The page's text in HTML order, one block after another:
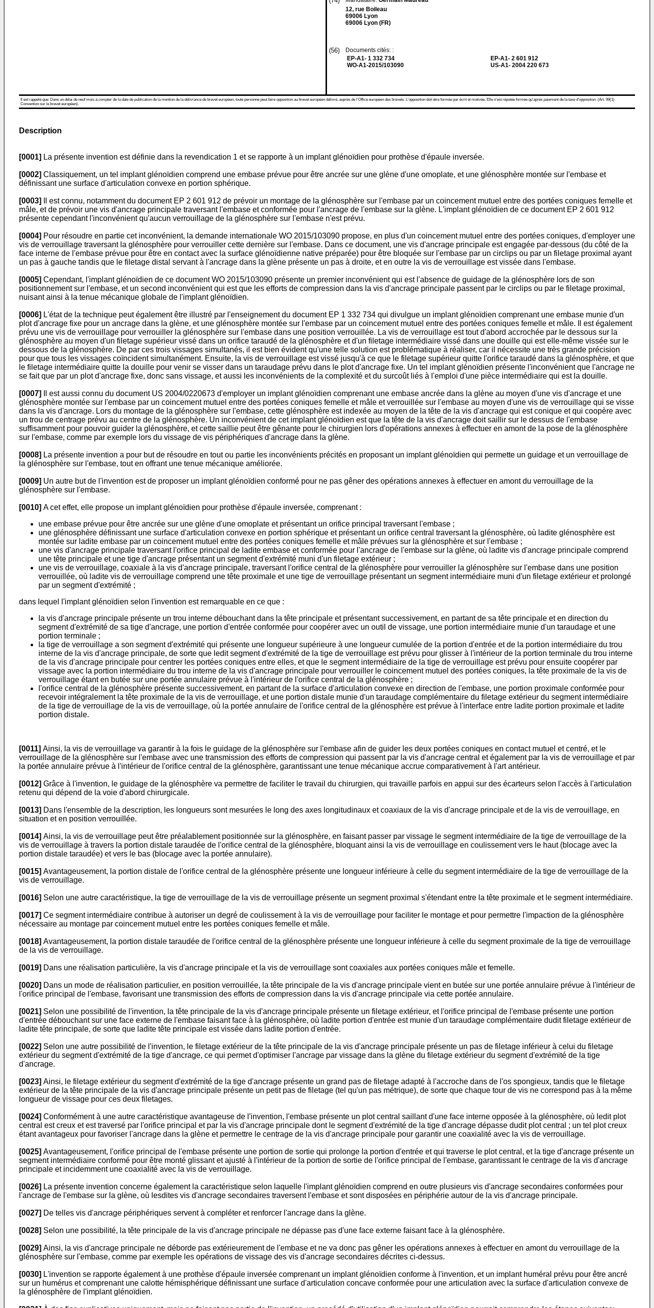
12, rue Boileau
69006 Lyon
69006 Lyon (FR)
(56)
Documents cités: :
EP-A1- 1 332 734
WO-A1-2015/103090
EP-A1- 2 601 912
US-A1- 2004 220 673
Il est rappelé que: Dans un délai de neuf mois à compter de la date de publication de la mention de la délivrance de brevet européen, toute personne peut faire opposition au brevet européen délivré, auprès de l'Office européen des brevets. L'opposition doit être formée par écrit et motivée. Elle n'est réputée formée qu'après paiement de la taxe d'opposition. (Art. 99(1)
Convention sur le brevet européen).
Description
[0001] La présente invention est définie dans la revendication 1 et se rapporte à un implant glénoïdien pour prothèse d'épaule inversée.
[0002] Classiquement, un tel implant glénoïdien comprend une embase prévue pour être ancrée sur une glène d'une omoplate, et une glénosphère montée sur l'embase et
définissant une surface d'articulation convexe en portion sphérique.
[0003] Il est connu, notamment du document EP 2 601 912 de prévoir un montage de la glénosphère sur l'embase par un coincement mutuel entre des portées coniques femelle et
mâle, et de prévoir une vis d'ancrage principale traversant l'embase et conformée pour l'ancrage de l'embase sur la glène. L'implant glénoïdien de ce document EP 2 601 912
présente cependant l'inconvénient qu'aucun verrouillage de la glénosphère sur l'embase n'est prévu.
[0004] Pour résoudre en partie cet inconvénient, la demande internationale WO 2015/103090 propose, en plus d'un coincement mutuel entre des portées coniques, d'employer une
vis de verrouillage traversant la glénosphère pour verrouiller cette dernière sur l'embase. Dans ce document, une vis d'ancrage principale est engagée par-dessous (du côté de la
face interne de l'embase prévue pour être en contact avec la surface glénoïdienne native préparée) pour être bloquée sur l'embase par un circlips ou par un filetage proximal ayant
un pas à gauche tandis que le filetage distal servant à l'ancrage dans la glène présente un pas à droite, et en outre la vis de verrouillage est vissée dans l'embase.
[0005] Cependant, l'implant glénoïdien de ce documentWO 2015/103090 présente un premier inconvénient qui est l'absence de guidage de la glénosphère lors de son
positionnement sur l'embase, et un second inconvénient qui est que les efforts de compression dans la vis d'ancrage principale passent par le circlips ou par le filetage proximal,
nuisant ainsi à la tenue mécanique globale de l'implant glénoïdien.
[0006] L'état de la technique peut également être illustré par l'enseignement du document EP 1 332 734 qui divulgue un implant glénoïdien comprenant une embase munie d'un
plot d'ancrage fixe pour un ancrage dans la glène, et une glénosphère montée sur l'embase par un coincement mutuel entre des portées coniques femelle et mâle. Il est également
prévu une vis de verrouillage pour verrouiller la glénosphère sur l'embase dans une position verrouillée. La vis de verrouillage est tout d'abord accrochée par le dessous sur la
glénosphère au moyen d'un filetage supérieur vissé dans un orifice taraudé de la glénosphère et d'un filetage intermédiaire vissé dans une douille qui est elle-même vissée sur le
dessous de la glénosphère. De par ces trois vissages simultanés, il est bien évident qu'une telle solution est problématique à réaliser, car il nécessite une très grande précision
pour que tous les vissages coïncident simultanément. Ensuite, la vis de verrouillage est vissé jusqu'à ce que le filetage supérieur quitte l'orifice taraudé dans la glénosphère, et que
le filetage intermédiaire quitte la douille pour venir se visser dans un taraudage prévu dans le plot d'ancrage fixe. Un tel implant glénoïdien présente l'inconvénient que l'ancrage ne
se fait que par un plot d'ancrage fixe, donc sans vissage, et aussi les inconvénients de la complexité et du surcoût liés à l'emploi d'une pièce intermédiaire qui est la douille.
[0007] Il est aussi connu du document US 2004/0220673 d'employer un implant glénoïdien comprenant une embase ancrée dans la glène au moyen d'une vis d'ancrage et une
glénosphère montée sur l'embase par un coincement mutuel entre des portées coniques femelle et mâle et verrouillée sur l'embase au moyen d'une vis de verrouillage qui se visse
dans la vis d'ancrage. Lors du montage de la glénosphère sur l'embase, cette glénosphère est indexée au moyen de la tête de la vis d'ancrage qui est conique et qui coopère avec
un trou de centrage prévu au centre de la glénosphère. Un inconvénient de cet implant glénoïdien est que la tête de la vis d'ancrage doit saillir sur le dessus de l'embase
suffisamment pour pouvoir guider la glénosphère, et cette saillie peut être gênante pour le chirurgien lors d'opérations annexes à effectuer en amont de la pose de la glénosphère
sur l'embase, comme par exemple lors du vissage de vis périphériques d'ancrage dans la glène.
[0008] La présente invention a pour but de résoudre en tout ou partie les inconvénients précités en proposant un implant glénoïdien qui permette un guidage et un verrouillage de
la glénosphère sur l'embase, tout en offrant une tenue mécanique améliorée.
[0009] Un autre but de l'invention est de proposer un implant glénoïdien conformé pour ne pas gêner des opérations annexes à effectuer en amont du verrouillage de la
glénosphère sur l'embase.
[0010] A cet effet, elle propose un implant glénoïdien pour prothèse d'épaule inversée, comprenant :
une embase prévue pour être ancrée sur une glène d'une omoplate et présentant un orifice principal traversant l'embase ;
une glénosphère définissant une surface d'articulation convexe en portion sphérique et présentant un orifice central traversant la glénosphère, où ladite glénosphère est
montée sur ladite embase par un coincement mutuel entre des portées coniques femelle et mâle prévues sur la glénosphère et sur l'embase ;
une vis d'ancrage principale traversant l'orifice principal de ladite embase et conformée pour l'ancrage de l'embase sur la glène, où ladite vis d'ancrage principale comprend
une tête principale et une tige d'ancrage présentant un segment d'extrémité muni d'un filetage extérieur ;
une vis de verrouillage, coaxiale à la vis d'ancrage principale, traversant l'orifice central de la glénosphère pour verrouiller la glénosphère sur l'embase dans une position
verrouillée, où ladite vis de verrouillage comprend une tête proximale et une tige de verrouillage présentant un segment intermédiaire muni d'un filetage extérieur et prolongé
par un segment d'extrémité ;
dans lequel l'implant glénoïdien selon l'invention est remarquable en ce que :
la vis d'ancrage principale présente un trou interne débouchant dans la tête principale et présentant successivement, en partant de sa tête principale et en direction du
segment d'extrémité de sa tige d'ancrage, une portion d'entrée conformée pour coopérer avec un outil de vissage, une portion intermédiaire munie d'un taraudage et une
portion terminale ;
la tige de verrouillage a son segment d'extrémité qui présente une longueur supérieure à une longueur cumulée de la portion d'entrée et de la portion intermédiaire du trou
interne de la vis d'ancrage principale, de sorte que ledit segment d'extrémité de la tige de verrouillage est prévu pour glisser à l'intérieur de la portion terminale du trou interne
de la vis d'ancrage principale pour centrer les portées coniques entre elles, et que le segment intermédiaire de la tige de verrouillage est prévu pour ensuite coopérer par
vissage avec la portion intermédiaire du trou interne de la vis d'ancrage principale pour verrouiller le coincement mutuel des portées coniques, la tête proximale de la vis de
verrouillage étant en butée sur une portée annulaire prévue à l'intérieur de l'orifice central de la glénosphère ;
l'orifice central de la glénosphère présente successivement, en partant de la surface d'articulation convexe en direction de l'embase, une portion proximale conformée pour
recevoir intégralement la tête proximale de la vis de verrouillage, et une portion distale munie d'un taraudage complémentaire du filetage extérieur du segment intermédiaire
de la tige de verrouillage de la vis de verrouillage, où la portée annulaire de l'orifice central de la glénosphère est prévue à l'interface entre ladite portion proximale et ladite
portion distale.
[0011] Ainsi, la vis de verrouillage va garantir à la fois le guidage de la glénosphère sur l'embase afin de guider les deux portées coniques en contact mutuel et centré, et le
verrouillage de la glénosphère sur l'embase avec une transmission des efforts de compression qui passent par la vis d'ancrage central et également par la vis de verrouillage et par
la portée annulaire prévue à l'intérieur de l'orifice central de la glénosphère, garantissant une tenue mécanique accrue comparativement à l'art antérieur.
[0012] Grâce à l'invention, le guidage de la glénosphère va permettre de faciliter le travail du chirurgien, qui travaille parfois en appui sur des écarteurs selon l'accès à l'articulation
retenu qui dépend de la voie d'abord chirurgicale.
[0013] Dans l'ensemble de la description, les longueurs sont mesurées le long des axes longitudinaux et coaxiaux de la vis d'ancrage principale et de la vis de verrouillage, en
situation et en position verrouillée.
[0014] Ainsi, la vis de verrouillage peut être préalablement positionnée sur la glénosphère, en faisant passer par vissage le segment intermédiaire de la tige de verrouillage de la
vis de verrouillage à travers la portion distale taraudée de l'orifice central de la glénosphère, bloquant ainsi la vis de verrouillage en coulissement vers le haut (blocage avec la
portion distale taraudée) et vers le bas (blocage avec la portée annulaire).
[0015] Avantageusement, la portion distale de l'orifice central de la glénosphère présente une longueur inférieure à celle du segment intermédiaire de la tige de verrouillage de la
vis de verrouillage.
[0016] Selon une autre caractéristique, la tige de verrouillage de la vis de verrouillage présente un segment proximal s'étendant entre la tête proximale et le segment intermédiaire.
[0017] Ce segment intermédiaire contribue à autoriser un degré de coulissement à la vis de verrouillage pour faciliter le montage et pour permettre l'impaction de la glénosphère
nécessaire au montage par coincement mutuel entre les portées coniques femelle et mâle.
[0018] Avantageusement, la portion distale taraudée de l'orifice central de la glénosphère présente une longueur inférieure à celle du segment proximale de la tige de verrouillage
de la vis de verrouillage.
[0019] Dans une réalisation particulière, la vis d'ancrage principale et la vis de verrouillage sont coaxiales aux portées coniques mâle et femelle.
[0020] Dans un mode de réalisation particulier, en position verrouillée, la tête principale de la vis d'ancrage principale vient en butée sur une portée annulaire prévue à l'intérieur de
l'orifice principal de l'embase, favorisant une transmission des efforts de compression dans la vis d'ancrage principale via cette portée annulaire.
[0021] Selon une possibilité de l'invention, la tête principale de la vis d'ancrage principale présente un filetage extérieur, et l'orifice principal de l'embase présente une portion
d'entrée débouchant sur une face externe de l'embase faisant face à la glénosphère, où ladite portion d'entrée est munie d'un taraudage complémentaire dudit filetage extérieur de
ladite tête principale, de sorte que ladite tête principale est vissée dans ladite portion d'entrée.
[0022] Selon une autre possibilité de l'invention, le filetage extérieur de la tête principale de la vis d'ancrage principale présente un pas de filetage inférieur à celui du filetage
extérieur du segment d'extrémité de la tige d'ancrage, ce qui permet d'optimiser l'ancrage par vissage dans la glène du filetage extérieur du segment d'extrémité de la tige
d'ancrage.
[0023] Ainsi, le filetage extérieur du segment d'extrémité de la tige d'ancrage présente un grand pas de filetage adapté à l'accroche dans de l'os spongieux, tandis que le filetage
extérieur de la tête principale de la vis d'ancrage principale présente un petit pas de filetage (tel qu'un pas métrique), de sorte que chaque tour de vis ne correspond pas à la même
longueur de vissage pour ces deux filetages.
[0024] Conformément à une autre caractéristique avantageuse de l'invention, l'embase présente un plot central saillant d'une face interne opposée à la glénosphère, où ledit plot
central est creux et est traversé par l'orifice principal et par la vis d'ancrage principale dont le segment d'extrémité de la tige d'ancrage dépasse dudit plot central ; un tel plot creux
étant avantageux pour favoriser l'ancrage dans la glène et permettre le centrage de la vis d'ancrage principale pour garantir une coaxialité avec la vis de verrouillage.
[0025] Avantageusement, l'orifice principal de l'embase présente une portion de sortie qui prolonge la portion d'entrée et qui traverse le plot central, et la tige d'ancrage présente un
segment intermédiaire conformé pour être monté glissant et ajusté à l'intérieur de la portion de sortie de l'orifice principal de l'embase, garantissant le centrage de la vis d'ancrage
principale et incidemment une coaxialité avec la vis de verrouillage.
[0026] La présente invention concerne également la caractéristique selon laquelle l'implant glénoïdien comprend en outre plusieurs vis d'ancrage secondaires conformées pour
l'ancrage de l'embase sur la glène, où lesdites vis d'ancrage secondaires traversent l'embase et sont disposées en périphérie autour de la vis d'ancrage principale.
[0027] De telles vis d'ancrage périphériques servent à compléter et renforcer l'ancrage dans la glène.
[0028] Selon une possibilité, la tête principale de la vis d'ancrage principale ne dépasse pas d'une face externe faisant face à la glénosphère.
[0029] Ainsi, la vis d'ancrage principale ne déborde pas extérieurement de l'embase et ne va donc pas gêner les opérations annexes à effectuer en amont du verrouillage de la
glénosphère sur l'embase, comme par exemple les opérations de vissage des vis d'ancrage secondaires décrites ci-dessus.
[0030] L'invention se rapporte également à une prothèse d'épaule inversée comprenant un implant glénoïdien conforme à l'invention, et un implant huméral prévu pour être ancré
sur un humérus et comprenant une calotte hémisphérique définissant une surface d'articulation concave conformée pour une articulation avec la surface d'articulation convexe de
la glénosphère de l'implant glénoïdien.